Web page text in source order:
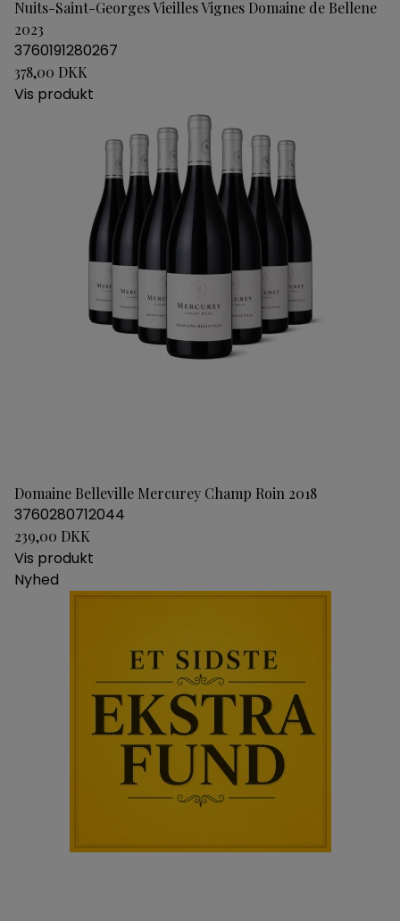
Nuits-Saint-Georges Vieilles Vignes Domaine de Bellene
2023
3760191280267
378,00 DKK
Vis produkt
Domaine Belleville Mercurey Champ Roin 2018
3760280712044
239,00 DKK
Vis produkt
Nyhed